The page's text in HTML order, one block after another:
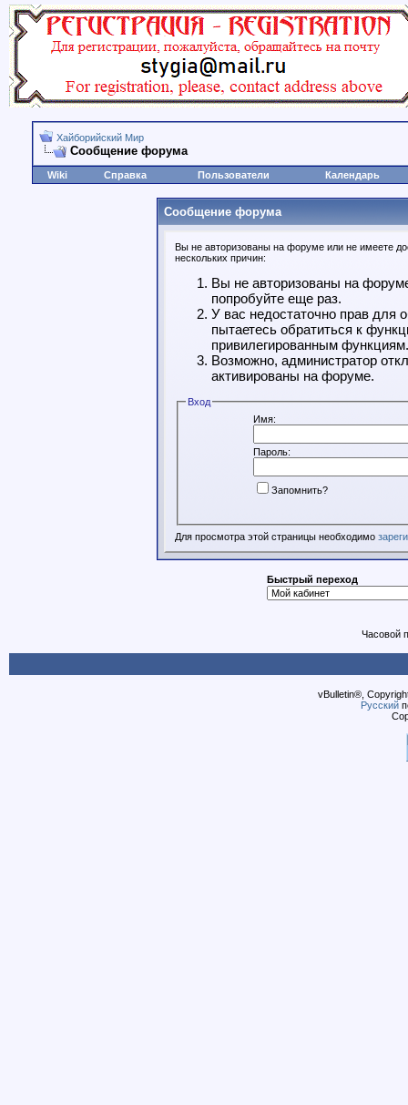
Хайборийский Мир
Сообщение форума
Wiki Справка Пользователи Календарь
Сообщение форума
Вы не авторизованы на форуме или не имеете
нескольких причин:
Вы не авторизованы на
попробуйте еще раз.
У вас недостаточно прав для
пытаетесь обратиться к
привилегированным функциям.
Возможно, администратор
активированы на форуме.
Вход
Имя:
Пароль:
Запомнить?
Для просмотра этой страницы необходимо
Быстрый переход
Часовой
vBulletin®,
Русский